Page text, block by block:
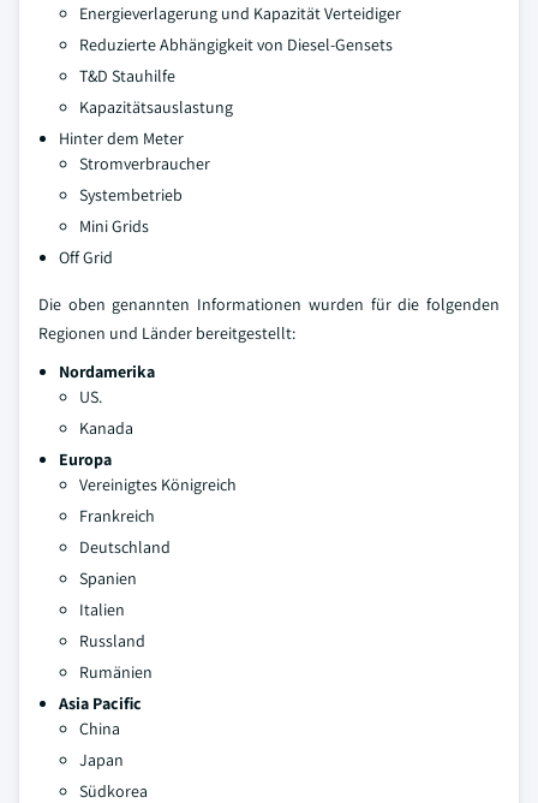
Energieverlagerung und Kapazität Verteidiger
Reduzierte Abhängigkeit von Diesel-Gensets
T&D Stauhilfe
Kapazitätsauslastung
Hinter dem Meter
Stromverbraucher
Systembetrieb
Mini Grids
Off Grid
Die oben genannten Informationen wurden für die folgenden
Regionen und Länder bereitgestellt:
Nordamerika
US.
Kanada
Europa
Vereinigtes Königreich
Frankreich
Deutschland
Spanien
Italien
Russland
Rumänien
Asia Pacific
China
Japan
Südkorea